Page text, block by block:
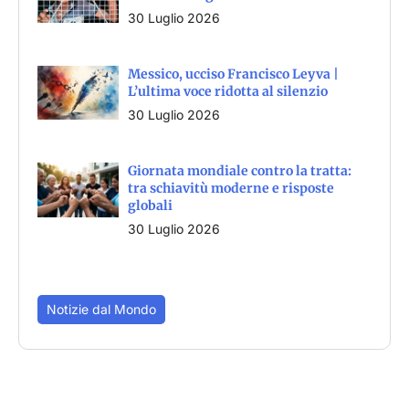
30 Luglio 2026
Messico, ucciso Francisco Leyva |
L’ultima voce ridotta al silenzio
30 Luglio 2026
Giornata mondiale contro la tratta:
tra schiavitù moderne e risposte
globali
30 Luglio 2026
Notizie dal Mondo